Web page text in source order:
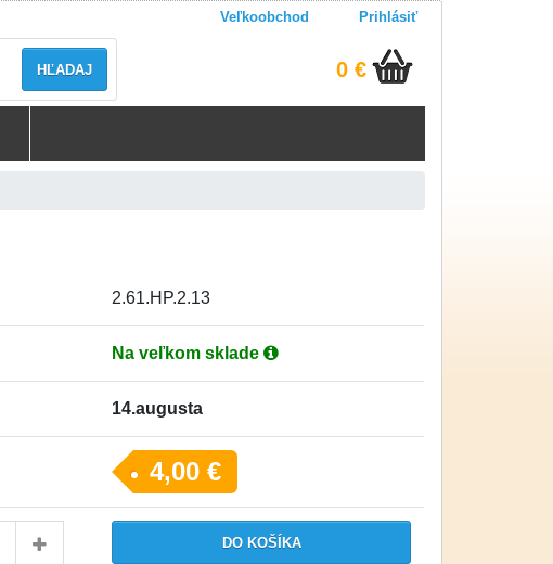
Veľkoobchod Prihlásiť
HĽADAJ 0 €
2.61.HP.2.13
Na veľkom sklade
14.augusta
4,00 €